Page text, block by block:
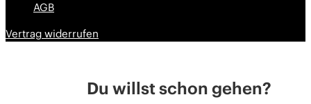
AGB
Vertrag widerrufen
Du willst schon gehen?